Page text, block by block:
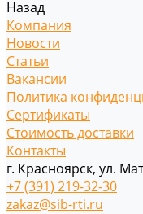
Назад
Компания
Новости
Статьи
Вакансии
Политика
Сертификаты
Стоимость доставки
Контакты
г. Красноярск, ул.
+7 (391) 219-32-30
zakaz@sib-rti.ru